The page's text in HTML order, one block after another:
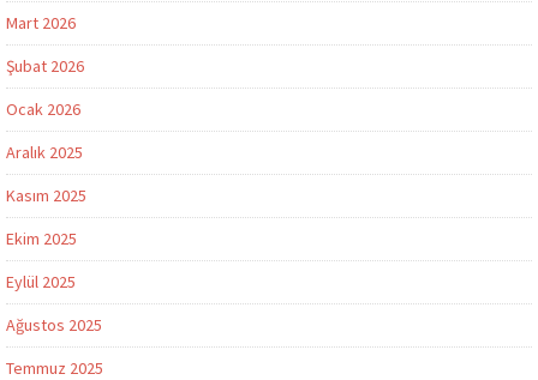
Mart 2026
Şubat 2026
Ocak 2026
Aralık 2025
Kasım 2025
Ekim 2025
Eylül 2025
Ağustos 2025
Temmuz 2025